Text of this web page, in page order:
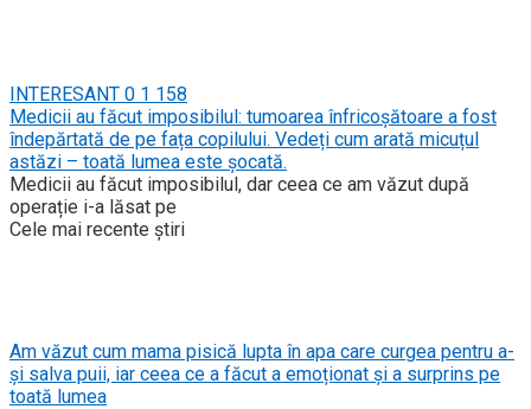
INTERESANT 0 1 158
Medicii au făcut imposibilul: tumoarea înfricoșătoare a fost
îndepărtată de pe fața copilului. Vedeți cum arată micuțul
astăzi – toată lumea este șocată.
Medicii au făcut imposibilul, dar ceea ce am văzut după
operație i-a lăsat pe
Cele mai recente știri
Am văzut cum mama pisică lupta în apa care curgea pentru a-
și salva puii, iar ceea ce a făcut a emoționat și a surprins pe
toată lumea